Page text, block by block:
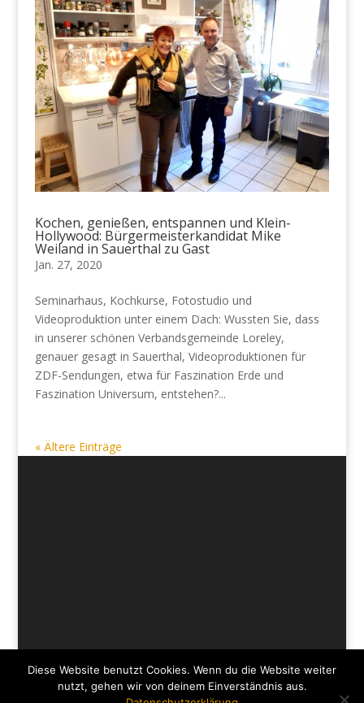
Kochen, genießen, entspannen und Klein-
Hollywood: Bürgermeisterkandidat Mike
Weiland in Sauerthal zu Gast
Jan. 27, 2020
Seminarhaus, Kochkurse, Fotostudio und
Videoproduktion unter einem Dach: Wussten Sie, dass
in unserer schönen Verbandsgemeinde Loreley,
genauer gesagt in Sauerthal, Videoproduktionen für
ZDF-Sendungen, etwa für Faszination Erde und
Faszination Universum, entstehen?...
« Ältere Einträge
Impressum Datenschutzerklärung
Diese Website benutzt Cookies. Wenn du die Website weiter
nutzt, gehen wir von deinem Einverständnis aus.